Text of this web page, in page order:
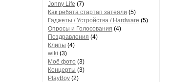
Jonny Life (7)
Как ребята стартап затеяли (5)
Гаджеты / Устройства / Hardware (5)
Опросы и Голосования (4)
Поздравления (4)
Клипы (4)
wiki (3)
Моё фото (3)
Концерты (3)
PlayBoy (2)